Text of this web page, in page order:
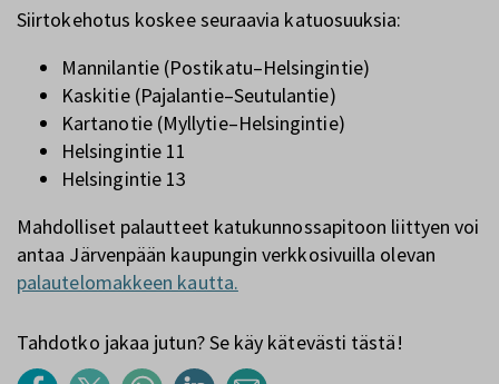
Siirtokehotus koskee seuraavia katuosuuksia:
Mannilantie (Postikatu–Helsingintie)
Kaskitie (Pajalantie–Seutulantie)
Kartanotie (Myllytie–Helsingintie)
Helsingintie 11
Helsingintie 13
Mahdolliset palautteet katukunnossapitoon liittyen voi
antaa Järvenpään kaupungin verkkosivuilla olevan
palautelomakkeen kautta.
Tahdotko jakaa jutun? Se käy kätevästi tästä!